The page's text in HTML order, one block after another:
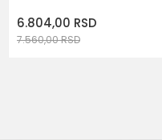
6.804,00 RSD
7.560,00RSD